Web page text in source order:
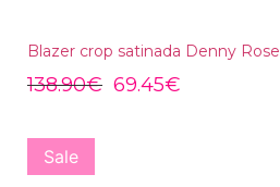
Blazer crop satinada Denny Rose
138.90€ 69.45€
Sale